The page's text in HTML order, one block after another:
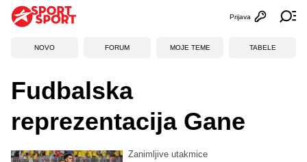
Otvori
Prijava
NOVO FORUM MOJE TEME TABELE
Fudbalska
reprezentacija Gane
Zanimljive utakmice